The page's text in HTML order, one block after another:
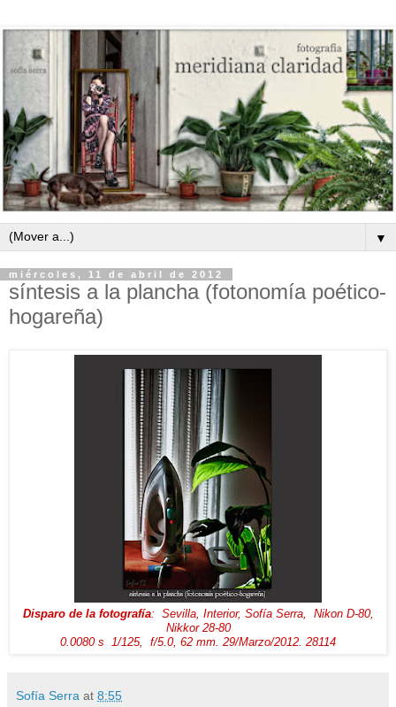
▼
miércoles, 11 de abril de 2012
síntesis a la plancha (fotonomía poético-
hogareña)
Disparo de la fotografía: Sevilla, Interior, Sofía Serra, Nikon D-80,
Nikkor 28-80
0.0080 s 1/125, f/5.0, 62 mm. 29/Marzo/2012. 28114
Sofía Serra at 8:55